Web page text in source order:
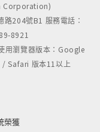
Corporation)
204號B1 服務電話：
8921
用瀏覽器版本：Google
/ Safari 版本11以上
榮獲